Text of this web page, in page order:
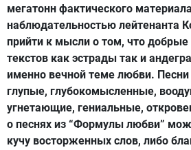
мегатонн фактического
наблюдательностью лейтенанта
прийти к мысли о том, что добрые
текстов как эстрады так и
именно вечной теме любви.
глупые, глубокомысленные,
угнетающие, гениальные,
о песнях из “Формулы любви”
кучу восторженных слов, либо